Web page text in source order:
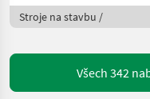
Stroje na stavbu /
Všech 342